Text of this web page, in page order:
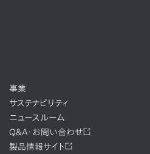
事業
サステナビリティ
ニュースルーム
Q&A・お問い合わせ
製品情報サイト